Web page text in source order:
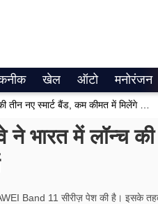
खेल ऑटो मनोरंजन
में लॉन्च की
Band 11 सीरीज़ पेश की है। इसके